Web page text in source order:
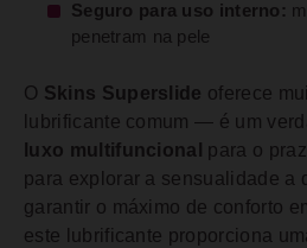
Seguro para uso interno:
penetram na pele
O Skins Superslide oferece
lubrificante comum — é um
luxo multifuncional
para o
para explorar a sensualidade a
garantir o máximo de conforto
este lubrificante proporciona